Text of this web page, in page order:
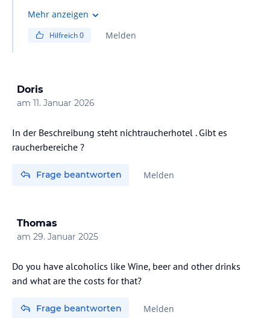
Mehr anzeigen
Hilfreich0 Melden
Doris
am 11. Januar 2026
In der Beschreibung steht nichtraucherhotel . Gibt es
raucherbereiche ?
Frage beantworten Melden
Thomas
am 29. Januar 2025
Do you have alcoholics like Wine, beer and other drinks
Frage beantworten Melden